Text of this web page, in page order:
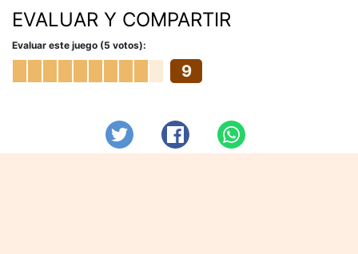
EVALUAR Y COMPARTIR
Evaluar este juego (5 votos):
9